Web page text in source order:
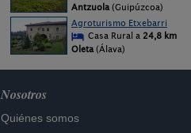
Antzuola (Guipúzcoa)
Agroturismo Etxebarri
Casa Rural a 24,8 km
Oleta (Álava)
Nosotros
Quiénes somos